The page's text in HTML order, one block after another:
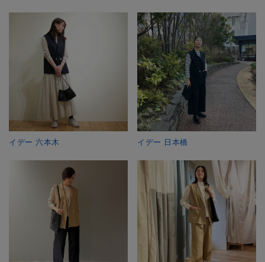
イデー 六本木 イデー 日本橋